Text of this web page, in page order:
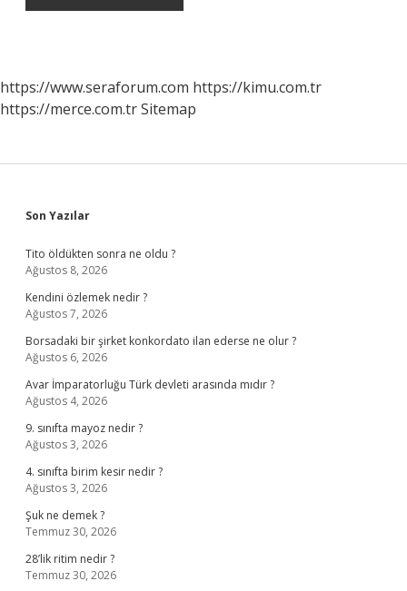
https://www.seraforum.com https://kimu.com.tr
https://merce.com.trSitemap
Sidebar
Son Yazılar
Tito öldükten sonra ne oldu ?
Ağustos 8, 2026
Kendini özlemek nedir ?
Ağustos 7, 2026
Borsadaki bir şirket konkordato ilan ederse ne olur ?
Ağustos 6, 2026
Avar İmparatorluğu Türk devleti arasında mıdır ?
Ağustos 4, 2026
9. sınıfta mayoz nedir ?
Ağustos 3, 2026
4. sınıfta birim kesir nedir ?
Ağustos 3, 2026
Şuk ne demek ?
Temmuz 30, 2026
28’lik ritim nedir ?
Temmuz 30, 2026